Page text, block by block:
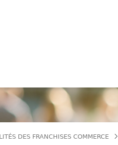
DES FRANCHISES COMMERCE